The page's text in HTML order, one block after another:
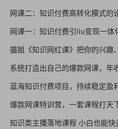
网课二：知识付费高转化模式的
网课一：知识付费引liu变现一体
猫姐《知识网红课》把你的兴趣、
系统打造出自己的爆款网课，年
蓝海知识付费项目，持续稳定盈
爆款网课特训营，一套课程打天下，月收入3万
知识类主播落地课程 小白也能快